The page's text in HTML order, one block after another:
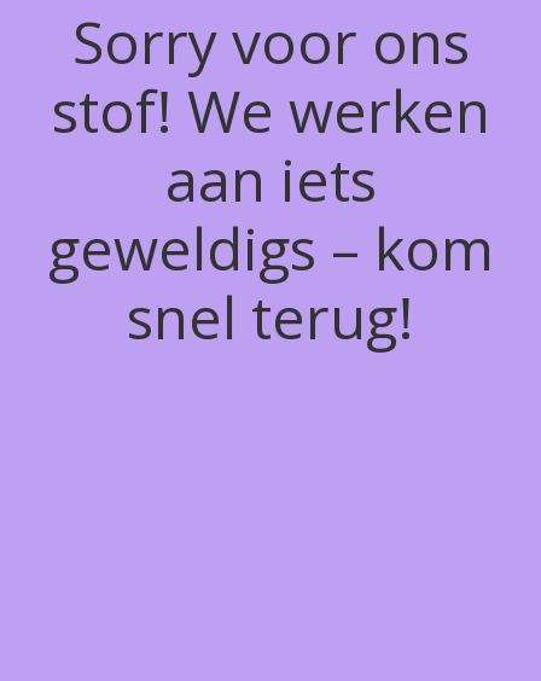
Sorry voor ons
stof! We werken
aan iets
geweldigs – kom
snel terug!